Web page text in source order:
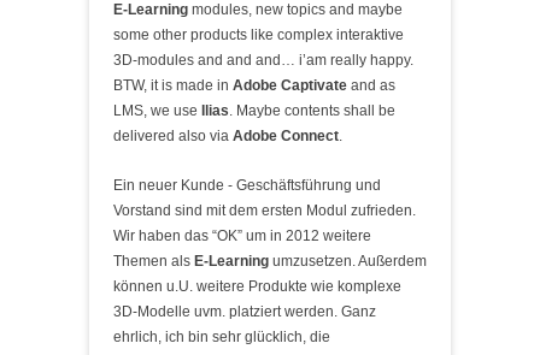
E-Learning modules, new topics and maybe
some other products like complex interaktive
3D-modules and and and… i’am really happy.
BTW, it is made in Adobe Captivate and as
LMS, we use
Ilias. Maybe contents shall be
delivered also via Adobe Connect.
Ein neuer Kunde - Geschäftsführung und
Vorstand sind mit dem ersten Modul zufrieden.
Wir haben das “OK” um in 2012 weitere
Themen als E-Learning umzusetzen. Außerdem
können u.U. weitere Produkte wie komplexe
3D-Modelle uvm. platziert werden. Ganz
ehrlich, ich bin sehr glücklich, die